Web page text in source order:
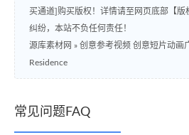
买通道]购买版权！详情请至网页底部【版
纠纷，本站不负任何责任！
源库素材网 » 创意参考视频 创意短片动画
Residence
常见问题FAQ